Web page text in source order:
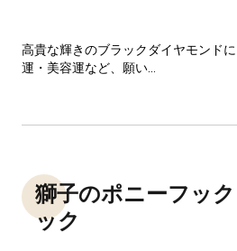
高貴な輝きのブラックダイヤモンド
運・美容運など、願い...
獅子のポニーフッ
ック